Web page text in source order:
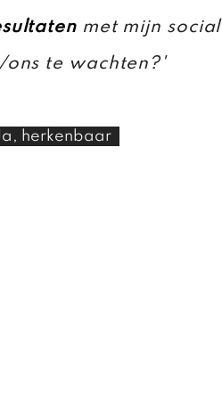
met mijn
ons te wachten?'
herkenbaar